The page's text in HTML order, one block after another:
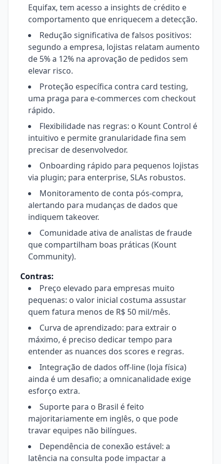
Equifax, tem acesso a insights de crédito e
comportamento que enriquecem a detecção.
Redução significativa de falsos positivos:
segundo a empresa, lojistas relatam aumento
de 5% a 12% na aprovação de pedidos sem
elevar risco.
Proteção específica contra card testing,
uma praga para e-commerces com checkout
rápido.
Flexibilidade nas regras: o Kount Control é
intuitivo e permite granularidade fina sem
precisar de desenvolvedor.
Onboarding rápido para pequenos lojistas
via plugin; para enterprise, SLAs robustos.
Monitoramento de conta pós-compra,
alertando para mudanças de dados que
indiquem takeover.
Comunidade ativa de analistas de fraude
que compartilham boas práticas (Kount
Community).
Contras:
Preço elevado para empresas muito
pequenas: o valor inicial costuma assustar
quem fatura menos de R$ 50 mil/mês.
Curva de aprendizado: para extrair o
máximo, é preciso dedicar tempo para
entender as nuances dos scores e regras.
Integração de dados off-line (loja física)
ainda é um desafio; a omnicanalidade exige
esforço extra.
Suporte para o Brasil é feito
majoritariamente em inglês, o que pode
travar equipes não bilíngues.
Dependência de conexão estável: a
latência na consulta pode impactar a